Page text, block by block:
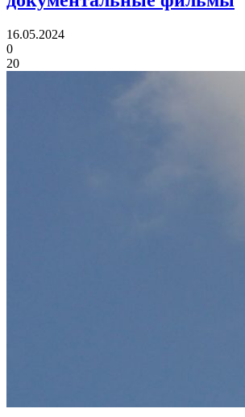
16.05.2024
0
20